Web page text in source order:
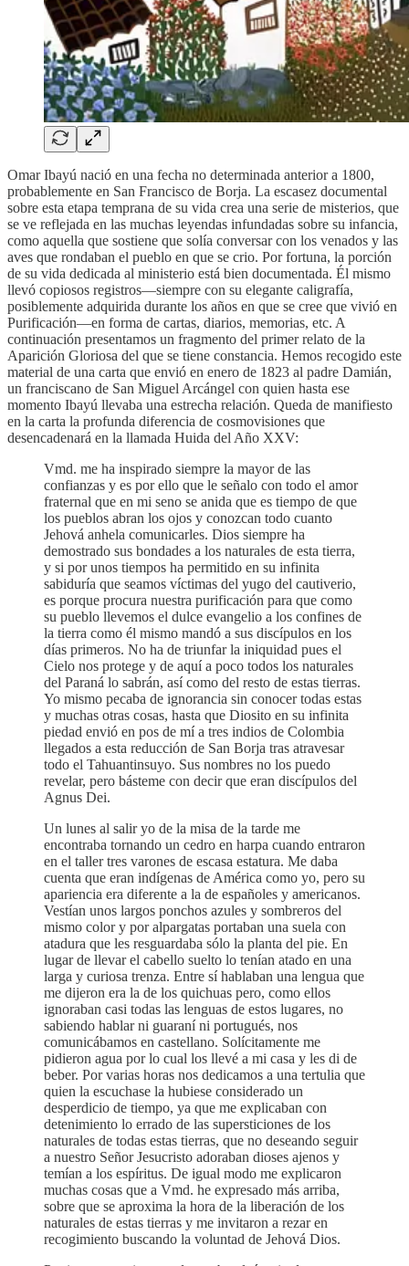
Omar Ibayú nació en una fecha no determinada anterior a 1800,
probablemente en San Francisco de Borja. La escasez documental
sobre esta etapa temprana de su vida crea una serie de misterios, que
se ve reflejada en las muchas leyendas infundadas sobre su infancia,
como aquella que sostiene que solía conversar con los venados y las
aves que rondaban el pueblo en que se crio. Por fortuna, la porción
de su vida dedicada al ministerio está bien documentada. Él mismo
llevó copiosos registros—siempre con su elegante caligrafía,
posiblemente adquirida durante los años en que se cree que vivió en
Purificación—en forma de cartas, diarios, memorias, etc. A
continuación presentamos un fragmento del primer relato de la
Aparición Gloriosa del que se tiene constancia. Hemos recogido este
material de una carta que envió en enero de 1823 al padre Damián,
un franciscano de San Miguel Arcángel con quien hasta ese
momento Ibayú llevaba una estrecha relación. Queda de manifiesto
en la carta la profunda diferencia de cosmovisiones que
desencadenará en la llamada Huida del Año XXV:
Vmd. me ha inspirado siempre la mayor de las
confianzas y es por ello que le señalo con todo el amor
fraternal que en mi seno se anida que es tiempo de que
los pueblos abran los ojos y conozcan todo cuanto
Jehová anhela comunicarles. Dios siempre ha
demostrado sus bondades a los naturales de esta tierra,
y si por unos tiempos ha permitido en su infinita
sabiduría que seamos víctimas del yugo del cautiverio,
es porque procura nuestra purificación para que como
su pueblo llevemos el dulce evangelio a los confines de
la tierra como él mismo mandó a sus discípulos en los
días primeros. No ha de triunfar la iniquidad pues el
Cielo nos protege y de aquí a poco todos los naturales
del Paraná lo sabrán, así como del resto de estas tierras.
Yo mismo pecaba de ignorancia sin conocer todas estas
y muchas otras cosas, hasta que Diosito en su infinita
piedad envió en pos de mí a tres indios de Colombia
llegados a esta reducción de San Borja tras atravesar
todo el Tahuantinsuyo. Sus nombres no los puedo
revelar, pero básteme con decir que eran discípulos del
Agnus Dei.
Un lunes al salir yo de la misa de la tarde me
encontraba tornando un cedro en harpa cuando entraron
en el taller tres varones de escasa estatura. Me daba
cuenta que eran indígenas de América como yo, pero su
apariencia era diferente a la de españoles y americanos.
Vestían unos largos ponchos azules y sombreros del
mismo color y por alpargatas portaban una suela con
atadura que les resguardaba sólo la planta del pie. En
lugar de llevar el cabello suelto lo tenían atado en una
larga y curiosa trenza. Entre sí hablaban una lengua que
me dijeron era la de los quichuas pero, como ellos
ignoraban casi todas las lenguas de estos lugares, no
sabiendo hablar ni guaraní ni portugués, nos
comunicábamos en castellano. Solícitamente me
pidieron agua por lo cual los llevé a mi casa y les di de
beber. Por varias horas nos dedicamos a una tertulia que
quien la escuchase la hubiese considerado un
desperdicio de tiempo, ya que me explicaban con
detenimiento lo errado de las supersticiones de los
naturales de todas estas tierras, que no deseando seguir
a nuestro Señor Jesucristo adoraban dioses ajenos y
temían a los espíritus. De igual modo me explicaron
muchas cosas que a Vmd. he expresado más arriba,
sobre que se aproxima la hora de la liberación de los
naturales de estas tierras y me invitaron a rezar en
recogimiento buscando la voluntad de Jehová Dios.